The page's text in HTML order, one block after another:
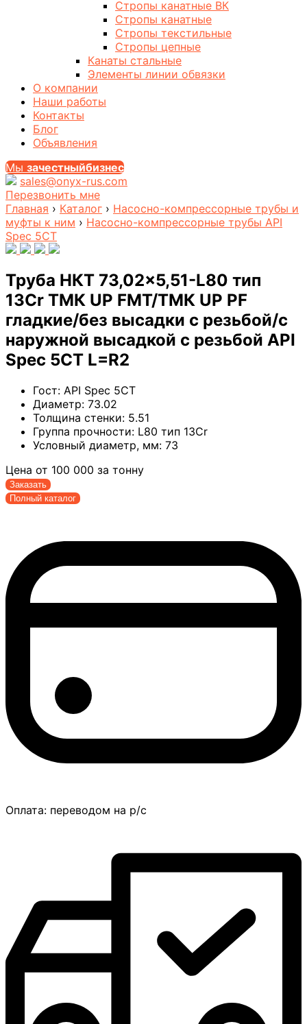
Стропы канатные ВК
Стропы канатные
Стропы текстильные
Стропы цепные
Канаты стальные
Элементы линии обвязки
О компании
Наши работы
Контакты
Блог
Объявления
Мы зачестныйбизнес
sales@onyx-rus.com
Перезвонить мне
Главная › Каталог › Насосно-компрессорные трубы и
муфты к ним › Насосно-компрессорные трубы API
Spec 5CT
Труба НКТ 73,02×5,51-L80 тип
13Cr ТМК UP FMT/ТМК UP PF
гладкие/без высадки с резьбой/с
наружной высадкой с резьбой API
Spec 5CT L=R2
Гост: API Spec 5CT
Диаметр: 73.02
Толщина стенки: 5.51
Группа прочности: L80 тип 13Cr
Условный диаметр, мм: 73
Цена от 100 000 за тонну
Заказать
Полный каталог
Оплата: переводом на р/с